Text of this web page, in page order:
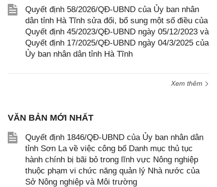
Quyết định 58/2026/QĐ-UBND của Ủy ban nhân
dân tỉnh Hà Tĩnh sửa đổi, bổ sung một số điều của
Quyết định 45/2023/QĐ-UBND ngày 05/12/2023 và
Quyết định 17/2025/QĐ-UBND ngày 04/3/2025 của
Ủy ban nhân dân tỉnh Hà Tĩnh
Xem thêm
VĂN BẢN MỚI NHẤT
Quyết định 1846/QĐ-UBND của Ủy ban nhân dân
tỉnh Sơn La về việc công bố Danh mục thủ tục
hành chính bị bãi bỏ trong lĩnh vực Nông nghiệp
thuộc phạm vi chức năng quản lý Nhà nước của
Sở Nông nghiệp và Môi trường